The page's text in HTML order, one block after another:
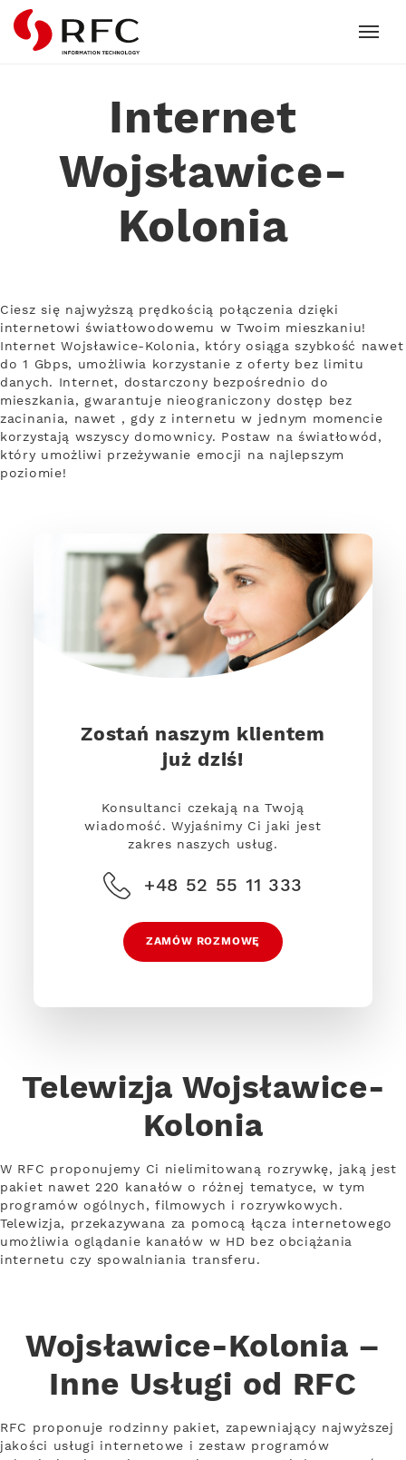
RFC
Internet
Wojsławice-
Kolonia
Ciesz się najwyższą prędkością połączenia dzięki
internetowi światłowodowemu w Twoim mieszkaniu!
Internet Wojsławice-Kolonia, który osiąga szybkość nawet
do 1 Gbps, umożliwia korzystanie z oferty bez limitu
danych. Internet, dostarczony bezpośrednio do
mieszkania, gwarantuje nieograniczony dostęp bez
zacinania, nawet , gdy z internetu w jednym momencie
korzystają wszyscy domownicy. Postaw na światłowód,
który umożliwi przeżywanie emocji na najlepszym
poziomie!
Zostań naszym klientem
już dziś!
Konsultanci czekają na Twoją
wiadomość. Wyjaśnimy Ci jaki jest
zakres naszych usług.
+48 52 55 11 333
ZAMÓW ROZMOWĘ
Telewizja Wojsławice-
Kolonia
W RFC proponujemy Ci nielimitowaną rozrywkę, jaką jest
pakiet nawet 220 kanałów o różnej tematyce, w tym
programów ogólnych, filmowych i rozrywkowych.
Telewizja, przekazywana za pomocą łącza internetowego
umożliwia oglądanie kanałów w HD bez obciążania
internetu czy spowalniania transferu.
Wojsławice-Kolonia –
Inne Usługi od RFC
RFC proponuje rodzinny pakiet, zapewniający najwyższej
jakości usługi internetowe i zestaw programów